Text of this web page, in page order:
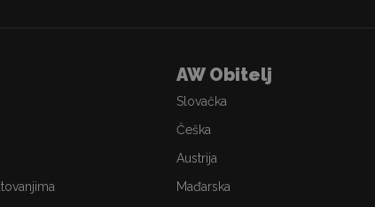
AW Obitelj
Slovačka
Češka
Austrija
Mađarska